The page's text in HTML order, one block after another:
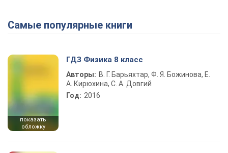
Play Video
Самые популярные книги
показать
обложку
ГДЗ Физика 8 класс
Авторы: В. Г. Барьяхтар, Ф. Я. Божинова, Е.
А. Кирюхина, С. А. Довгий
Год: 2016